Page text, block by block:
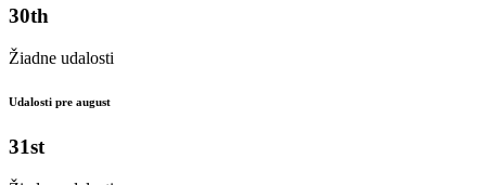
30th
Žiadne udalosti
Udalosti pre august
31st